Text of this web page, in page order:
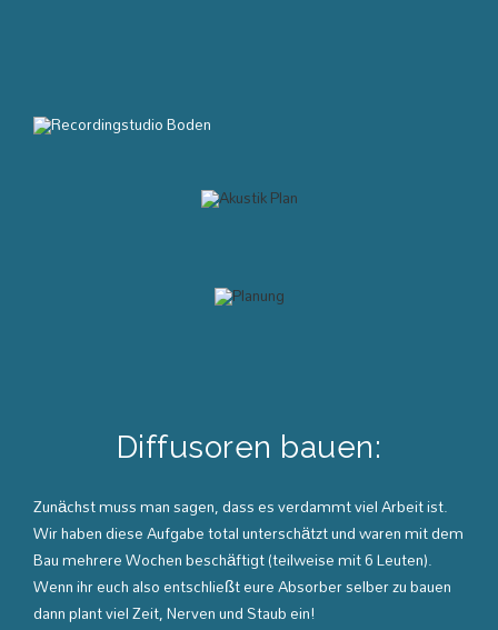
Diffusoren bauen:
Zunächst muss man sagen, dass es verdammt viel Arbeit ist.
Wir haben diese Aufgabe total unterschätzt und waren mit dem
Bau mehrere Wochen beschäftigt (teilweise mit 6 Leuten).
Wenn ihr euch also entschließt eure Absorber selber zu bauen
dann plant viel Zeit, Nerven und Staub ein!